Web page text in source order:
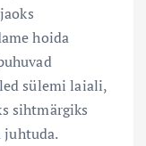
hoida
sülemi laiali,
sihtmärgiks
juhtuda.